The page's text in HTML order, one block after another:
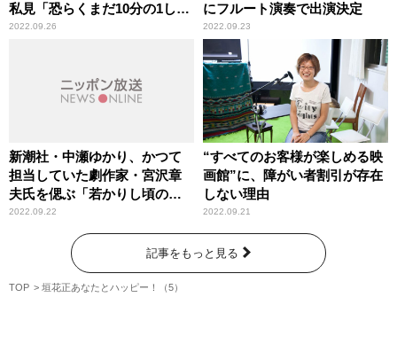
私見「恐らくまだ10分の1しか
使ってない」
2022.09.26
にフルート演奏で出演決定
2022.09.23
新潮社・中瀬ゆかり、かつて
担当していた劇作家・宮沢章
夫氏を偲ぶ「若かりし頃の自
分を導いてくれた方だった。
偉大なる才能を心から悼んで
2022.09.22
“すべてのお客様が楽しめる映
画館”に、障がい者割引が存在
しない理由
2022.09.21
記事をもっと見る
TOP 垣花正あなたとハッピー！（5）